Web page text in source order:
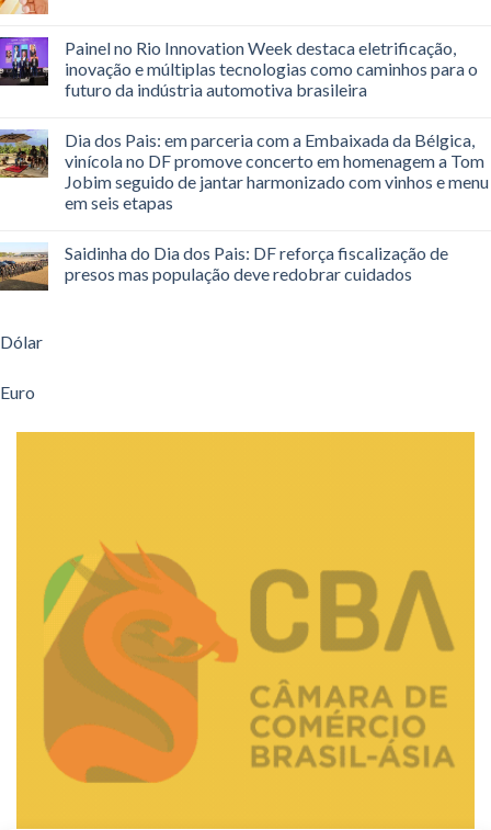
Painel no Rio Innovation Week destaca eletrificação,
inovação e múltiplas tecnologias como caminhos para o
futuro da indústria automotiva brasileira
Dia dos Pais: em parceria com a Embaixada da Bélgica,
vinícola no DF promove concerto em homenagem a Tom
Jobim seguido de jantar harmonizado com vinhos e menu
em seis etapas
Saidinha do Dia dos Pais: DF reforça fiscalização de
presos mas população deve redobrar cuidados
Dólar
Euro